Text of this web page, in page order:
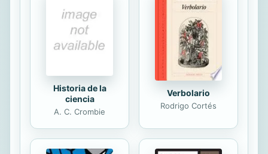
ninguno, los efectos de la edad, el
conocimiento y la experiencia en el
desarrollo profesional. El orden
tradicional, que permitía...
Historia de la
ciencia
A. C. Crombie
Verbolario
Rodrigo Cortés